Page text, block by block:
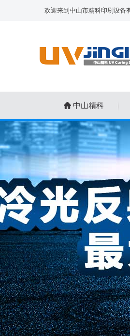
欢迎来到中山市精科印刷设备
中山精科